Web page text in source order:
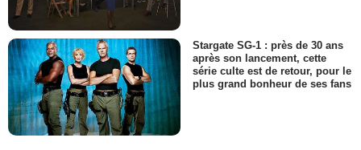
Stargate SG-1 : près de 30 ans
après son lancement, cette
série culte est de retour, pour le
plus grand bonheur de ses fans